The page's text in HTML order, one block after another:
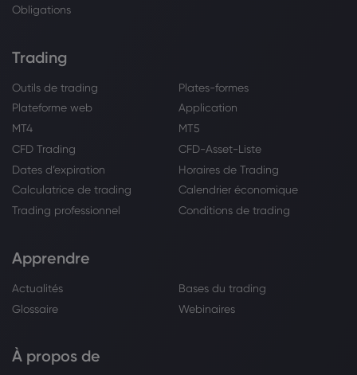
Obligations
Trading
Outils de trading
Plates-formes
Plateforme web
Application
MT4
MT5
CFD Trading
CFD-Asset-Liste
Dates d’expiration
Horaires de Trading
Calculatrice de trading
Calendrier économique
Trading professionnel
Conditions de trading
Apprendre
Actualités
Bases du trading
Glossaire
Webinaires
À propos de